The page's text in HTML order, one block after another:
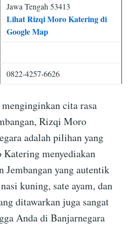
Jawa Tengah 53413
Lihat Rizqi Moro Katering di
Google Map
0822-4257-6626
cita rasa
Rizqi Moro
adalah pilihan yang
menyediakan
Jembangan yang autentik
kuning, sate ayam, dan
ditawarkan juga sangat
Anda di Banjarnegara